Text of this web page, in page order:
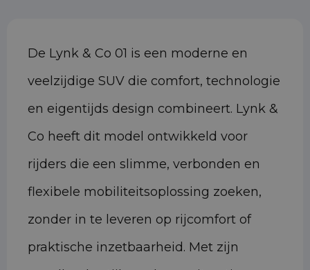
De Lynk & Co 01 is een moderne en
veelzijdige SUV die comfort, technologie
en eigentijds design combineert. Lynk &
Co heeft dit model ontwikkeld voor
rijders die een slimme, verbonden en
flexibele mobiliteitsoplossing zoeken,
zonder in te leveren op rijcomfort of
praktische inzetbaarheid. Met zijn